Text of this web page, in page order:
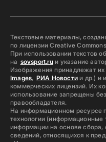
Текстовые материалы,
по лицензии Creative
При использовании текстов
на sovsport.ruи указание
Изображения принадлежат
Images, РИА Новостии др.) и
коммерческих лицензий. Их
использование запрещены
правообладателя.
На информационном ресурсе
технологии (информационные
информации на основе сбора,
сведений, относящихся к